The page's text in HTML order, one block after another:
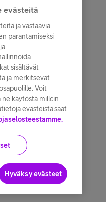
evästeitä
ja vastaavia
parantamiseksi
sisältävät
ja merkitsevät
Voit
ne käytöstä milloin
evästeistä saat
Hyväksy evästeet